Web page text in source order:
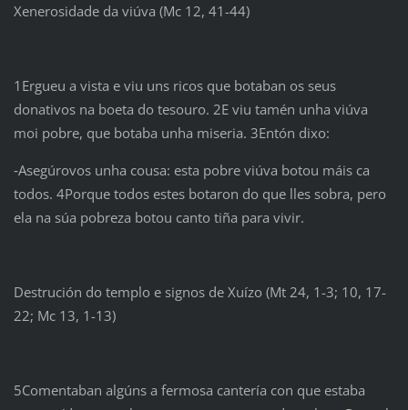
Xenerosidade da viúva (Mc 12, 41-44)
1Ergueu a vista e viu uns ricos que botaban os seus
donativos na boeta do tesouro. 2E viu tamén unha viúva
moi pobre, que botaba unha miseria. 3Entón dixo:
‑Asegúrovos unha cousa: esta pobre viúva botou máis ca
todos. 4Porque todos estes botaron do que lles sobra, pero
ela na súa pobreza botou canto tiña para vivir.
Destrución do templo e signos de Xuízo (Mt 24, 1-3; 10, 17-
22; Mc 13, 1-13)
5Comentaban algúns a fermosa cantería con que estaba